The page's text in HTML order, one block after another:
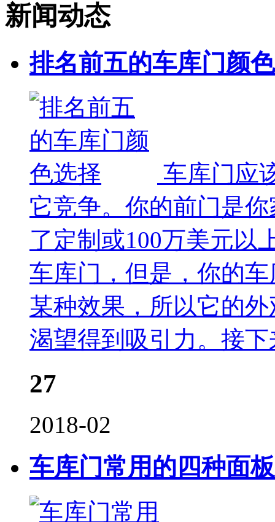
新闻动态
排名前五的车库门颜
车库门应
它竞争。你的前门是
了定制或100万美元以
车库门，但是，你的
某种效果，所以它的
渴望得到吸引力。接
27
2018-02
车库门常用的四种面